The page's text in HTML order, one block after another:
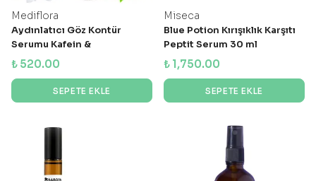
Mediflora
Aydınlatıcı Göz Kontür
Serumu Kafein &
Niacinamide
₺ 520.00
SEPETE EKLE
Miseca
Blue Potion Kırışıklık Karşıtı
Peptit Serum 30 ml
₺ 1,750.00
SEPETE EKLE